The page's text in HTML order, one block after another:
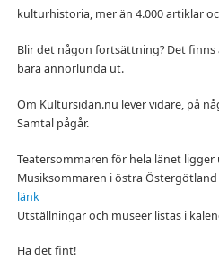
kulturhistoria, mer än 4.000 artiklar
Blir det någon fortsättning? Det
bara annorlunda ut.
Om Kultursidan.nu lever vidare, på
Samtal pågår.
Teatersommaren för hela länet ligger
Musiksommaren i östra
länk
Utställningar och museer listas i
Ha det fint!